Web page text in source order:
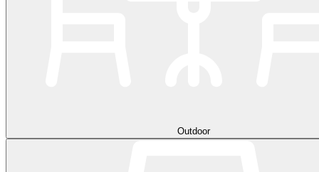
Outdoor